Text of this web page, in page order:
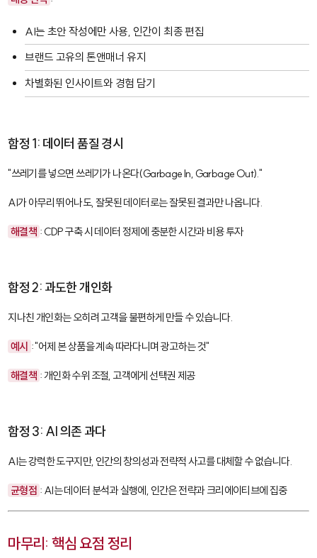
AI는 초안 작성에만 사용, 인간이 최종 편집
브랜드 고유의 톤앤매너 유지
차별화된 인사이트와 경험 담기
함정 1: 데이터 품질 경시
"쓰레기를 넣으면 쓰레기가 나온다(Garbage In, Garbage Out)."
AI가 아무리 뛰어나도, 잘못된 데이터로는 잘못된 결과만 나옵니다.
해결책 : CDP 구축 시 데이터 정제에 충분한 시간과 비용 투자
함정 2: 과도한 개인화
지나친 개인화는 오히려 고객을 불편하게 만들 수 있습니다.
예시 : "어제 본 상품을 계속 따라다니며 광고하는 것"
해결책 : 개인화 수위 조절, 고객에게 선택권 제공
함정 3: AI 의존 과다
AI는 강력한 도구지만, 인간의 창의성과 전략적 사고를 대체할 수 없습니다.
균형점 : AI는 데이터 분석과 실행에, 인간은 전략과 크리에이티브에 집중
마무리: 핵심 요점 정리